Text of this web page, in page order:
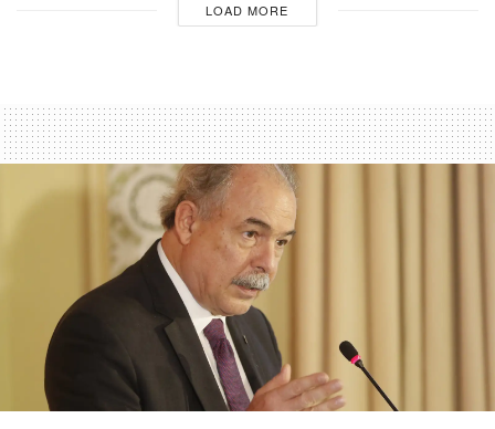
LOAD MORE